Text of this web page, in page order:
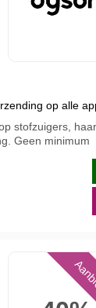
op alle
stofzuigers,
Geen minimum